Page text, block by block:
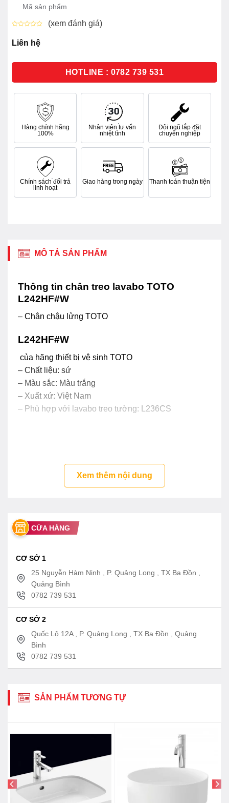
Mã sản phẩm
xếp
hạng
sao
(xem đánh giá)
Liên hệ
HOTLINE : 0782 739 531
Hàng chính hãng
100%
Nhân viên tư vấn
nhiệt tình
Đội ngũ lắp đặt
chuyên nghiệp
Chính sách đổi trả
linh hoạt
Giao hàng trong ngày Thanh toán thuận tiện
MÔ TẢ SẢN PHẨM
Thông tin chân treo lavabo TOTO
L242HF#W
– Chân chậu lửng TOTO
L242HF#W
của hãng thiết bị vệ sinh TOTO
– Chất liệu: sứ
– Màu sắc: Màu trắng
– Xuất xứ: Việt Nam
– Phù hợp với lavabo treo tường: L236CS
Xem thêm nội dung
CỬA HÀNG
CƠ SỞ 1
25 Nguyễn Hàm Ninh , P. Quảng Long , TX Ba Đồn ,
Quảng Bình
0782 739 531
CƠ SỞ 2
Quốc Lộ 12A , P. Quảng Long , TX Ba Đồn , Quảng
Bình
0782 739 531
SẢN PHẨM TƯƠNG TỰ